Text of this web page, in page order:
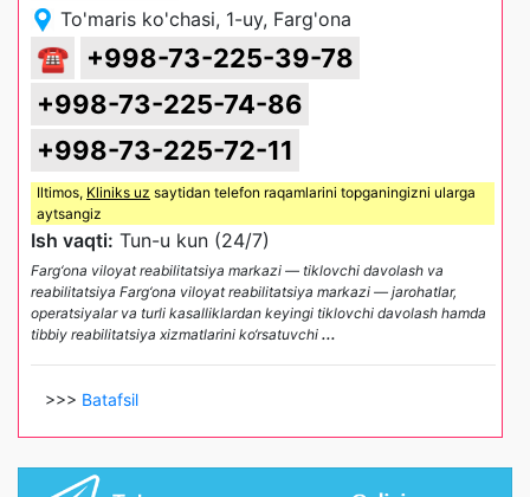
To'maris ko'chasi, 1-uy, Farg'ona
☎
+998-73-225-39-78
+998-73-225-74-86
+998-73-225-72-11
Iltimos, Kliniks uz saytidan telefon raqamlarini topganingizni ularga
aytsangiz
Ish vaqti: Tun-u kun (24/7)
Farg‘ona viloyat reabilitatsiya markazi — tiklovchi davolash va
reabilitatsiya Farg‘ona viloyat reabilitatsiya markazi — jarohatlar,
operatsiyalar va turli kasalliklardan keyingi tiklovchi davolash hamda
tibbiy reabilitatsiya xizmatlarini ko‘rsatuvchi ...
>>> Batafsil